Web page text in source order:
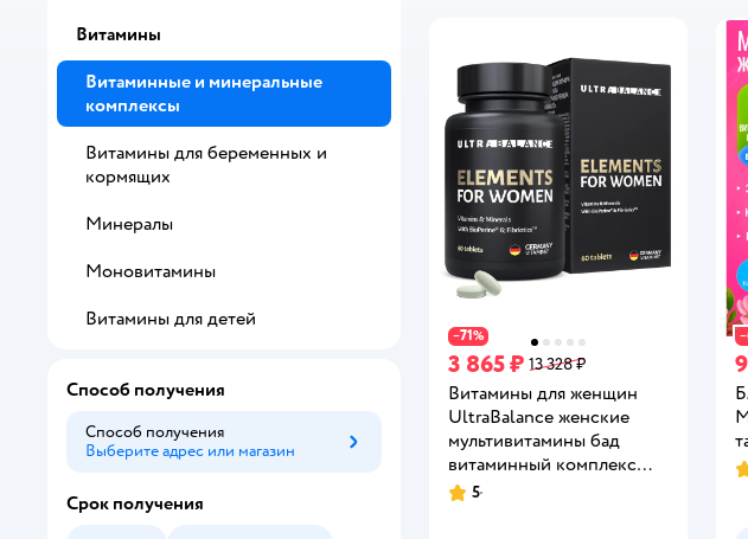
−71 %
3 865 ₽ 13 328 ₽
Витамины для женщин
UltraBalance женские
мультивитамины бад
витаминный комплекс
для взрослых 60 таблеток
Рейтинг:
5
−
Витамины
Витаминные и минеральные
комплексы
Витамины для беременных и
кормящих
Минералы
Моновитамины
Витамины для детей
Способ получения
Способ получения
Выберите адрес или магазин
Способ получения
Срок получения